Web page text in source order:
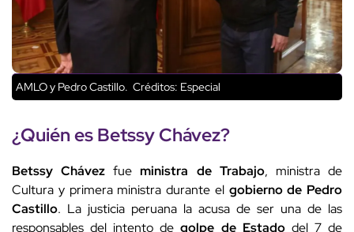
AMLO y Pedro Castillo. Créditos: Especial
¿Quién esBetssy Chávez?
Betssy Chávez fueministra de Trabajo, ministra de
Cultura y primera ministra durante el gobierno de Pedro
Castillo. La justicia peruana la acusa de ser una de las
responsables del intento degolpe de Estadodel 7 de